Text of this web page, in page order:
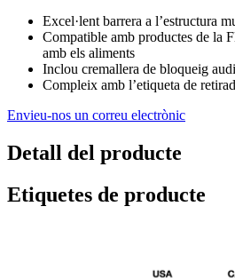
Excel·lent barrera a l’estructura
Compatible amb productes de la
amb els aliments
Inclou cremallera de bloqueig
Compleix amb l’etiqueta de
Envieu-nos un correu electrònic
Detall del producte
Etiquetes de producte